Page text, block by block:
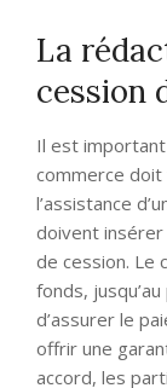
La
cession
Il est important
commerce doit
l’assistance
doivent
de cession. Le
fonds,
d’assurer le
offrir une
accord, les